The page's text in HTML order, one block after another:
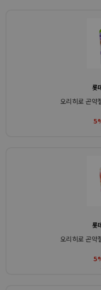
롯
오리히로 곤약
롯
오리히로 곤약